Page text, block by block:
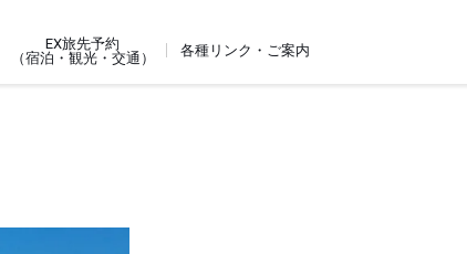
EX旅先予約
（宿泊・観光・交通）
各種リンク・ご案内